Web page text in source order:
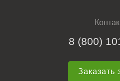
8 (800)
Заказать